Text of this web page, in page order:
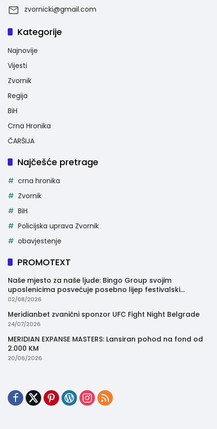
zvornicki@gmail.com
Kategorije
Najnovije
Vijesti
Zvornik
Regija
BiH
Crna Hronika
ČARŠIJA
Najčešće pretrage
crna hronika
Zvornik
BiH
Policijska uprava Zvornik
obavjestenje
PROMOTEXT
Naše mjesto za naše ljude: Bingo Group svojim
uposlenicima posvećuje posebno lijep festivalski
trenutak
02/08/2026
Meridianbet zvanični sponzor UFC Fight Night Belgrade
24/07/2026
MERIDIAN EXPANSE MASTERS: Lansiran pohod na fond od
2.000 KM
20/06/2026